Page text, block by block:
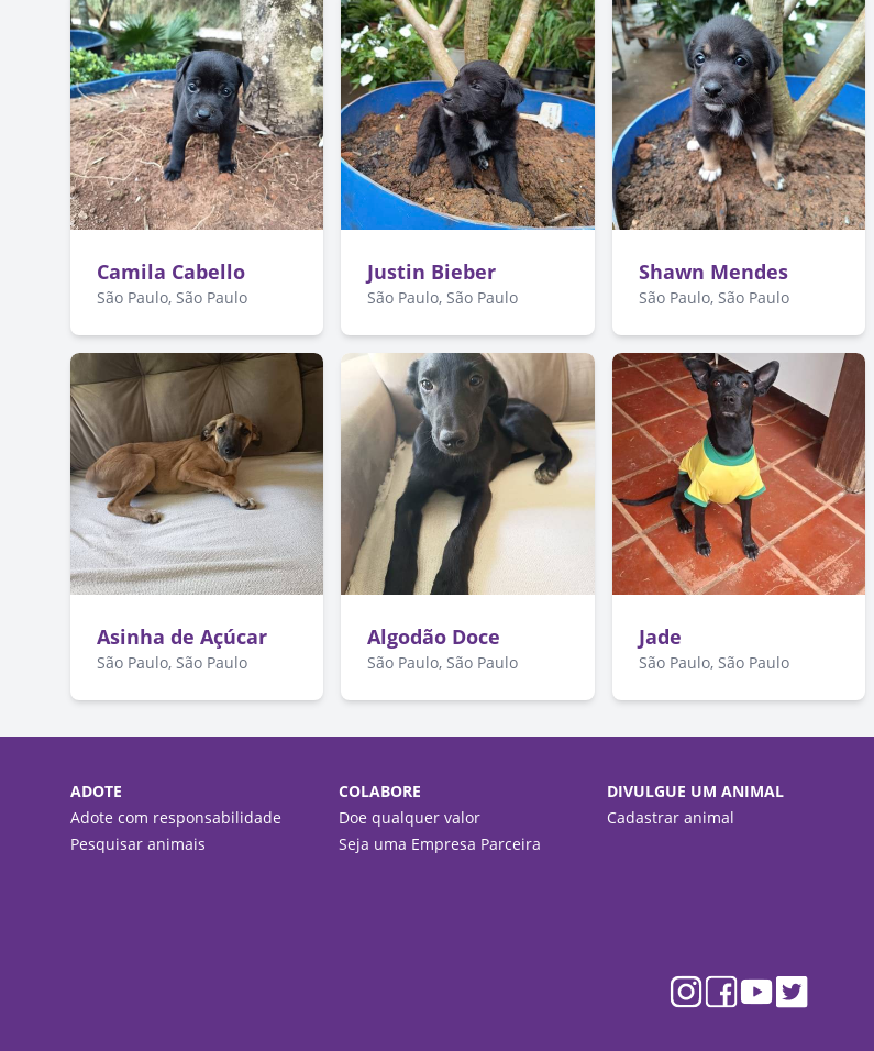
Camila Cabello
São Paulo, São Paulo
Justin Bieber
São Paulo, São Paulo
Shawn Mendes
São Paulo, São Paulo
Asinha de Açúcar
São Paulo, São Paulo
Algodão Doce
São Paulo, São Paulo
Jade
São Paulo, São Paulo
ADOTE
Adote com responsabilidade
Pesquisar animais
COLABORE
Doe qualquer valor
Seja uma Empresa Parceira
DIVULGUE UM ANIMAL
Cadastrar animal